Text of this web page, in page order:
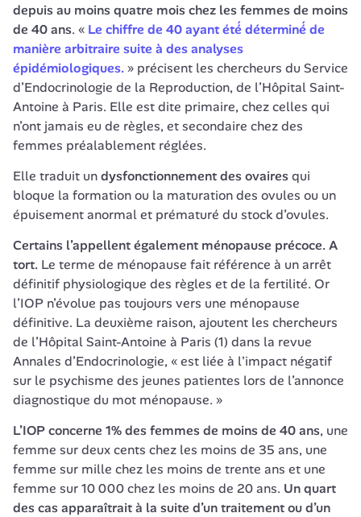
depuis au moins quatre mois chez les femmes de moins
de 40 ans. « Le chiffre de 40 ayant été́ déterminé́ de
manière arbitraire suite à des analyses
épidémiologiques. » précisent les chercheurs du Service
d’Endocrinologie de la Reproduction, de l’Hôpital Saint-
Antoine à Paris. Elle est dite primaire, chez celles qui
n’ont jamais eu de règles, et secondaire chez des
femmes préalablement réglées.
Elle traduit un dysfonctionnement des ovaires qui
bloque la formation ou la maturation des ovules ou un
épuisement anormal et prématuré du stock d’ovules.
Certains l’appellent également ménopause précoce. A
tort. Le terme de ménopause fait référence à un arrêt
définitif physiologique des règles et de la fertilité. Or
l’IOP n’évolue pas toujours vers une ménopause
définitive. La deuxième raison, ajoutent les chercheurs
de l’Hôpital Saint-Antoine à Paris (1) dans la revue
Annales d’Endocrinologie, « est liée à l'impact négatif
sur le psychisme des jeunes patientes lors de l’annonce
diagnostique du mot ménopause. »
L’IOP concerne 1% des femmes de moins de 40 ans, une
femme sur deux cents chez les moins de 35 ans, une
femme sur mille chez les moins de trente ans et une
femme sur 10 000 chez les moins de 20 ans. Un quart
des cas apparaîtrait à la suite d’un traitement ou d’un